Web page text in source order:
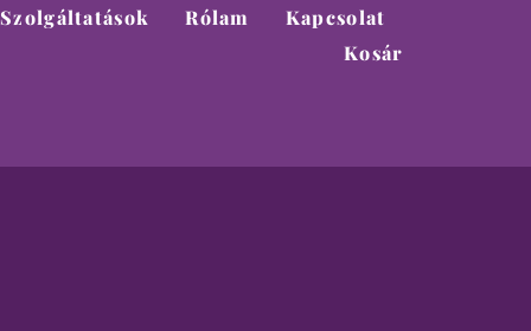
Szolgáltatások Rólam
Kapcsolat
Kosár